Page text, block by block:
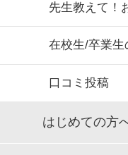
先生教えて！
在校生/卒業生
口コミ投稿
はじめての方